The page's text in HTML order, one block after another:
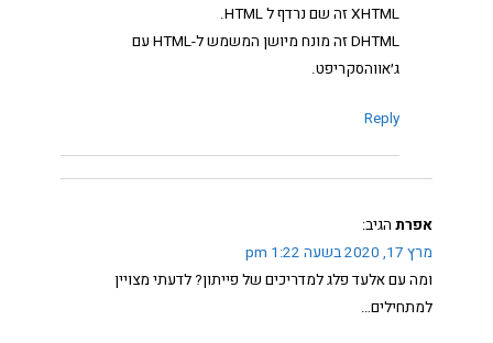
XHTML זה שם נרדף ל HTML.
DHTML זה מונח מיושן המשמש ל-HTML עם
ג׳אווהסקריפט.
Reply
אפרת הגיב:
מרץ 17, 2020 בשעה 1:22 pm
ומה עם אלעד פלג למדריכים של פייתון? לדעתי מצויין
למתחילים…